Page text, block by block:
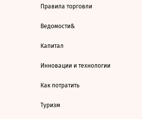
Правила торговли
Ведомости&
Капитал
Инновации и технологии
Как потратить
Туризм